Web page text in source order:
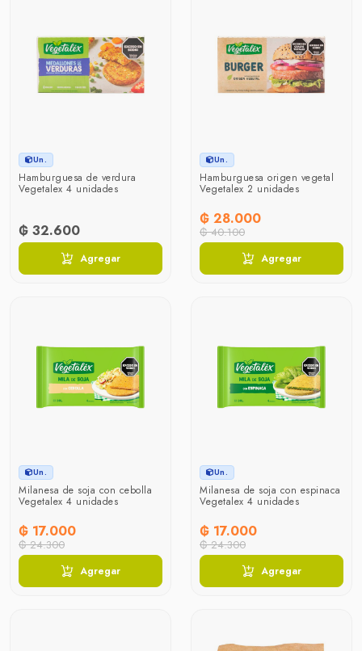
Un.
Hamburguesa de verdura
Vegetalex 4 unidades
₲ 32.600
Agregar
Un.
Hamburguesa origen vegetal
Vegetalex 2 unidades
₲ 28.000
₲ 40.100
Agregar
Un.
Milanesa de soja con cebolla
Vegetalex 4 unidades
₲ 17.000
₲ 24.300
Agregar
Un.
Milanesa de soja con espinaca
Vegetalex 4 unidades
₲ 17.000
₲ 24.300
Agregar